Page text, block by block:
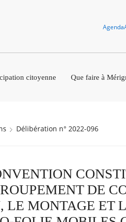
Agenda
citoyenne Que faire à
Délibération n° 2022-096
DE
LE MONTAGE ET